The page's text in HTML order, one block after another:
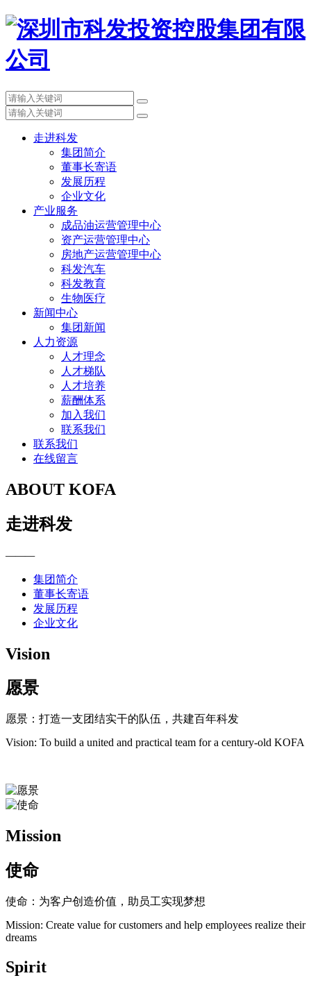
走进科发
集团简介
董事长寄语
发展历程
企业文化
产业服务
成品油运营管理中心
资产运营管理中心
房地产运营管理中心
科发汽车
科发教育
生物医疗
新闻中心
集团新闻
人力资源
人才理念
人才梯队
人才培养
薪酬体系
加入我们
联系我们
联系我们
在线留言
ABOUT KOFA
走进科发
———
集团简介
董事长寄语
发展历程
企业文化
Vision
愿景
愿景：打造一支团结实干的队伍，共建百年科发
Vision: To build a united and practical team for a century-old KOFA
Mission
使命
使命：为客户创造价值，助员工实现梦想
Mission: Create value for customers and help employees realize their
dreams
Spirit